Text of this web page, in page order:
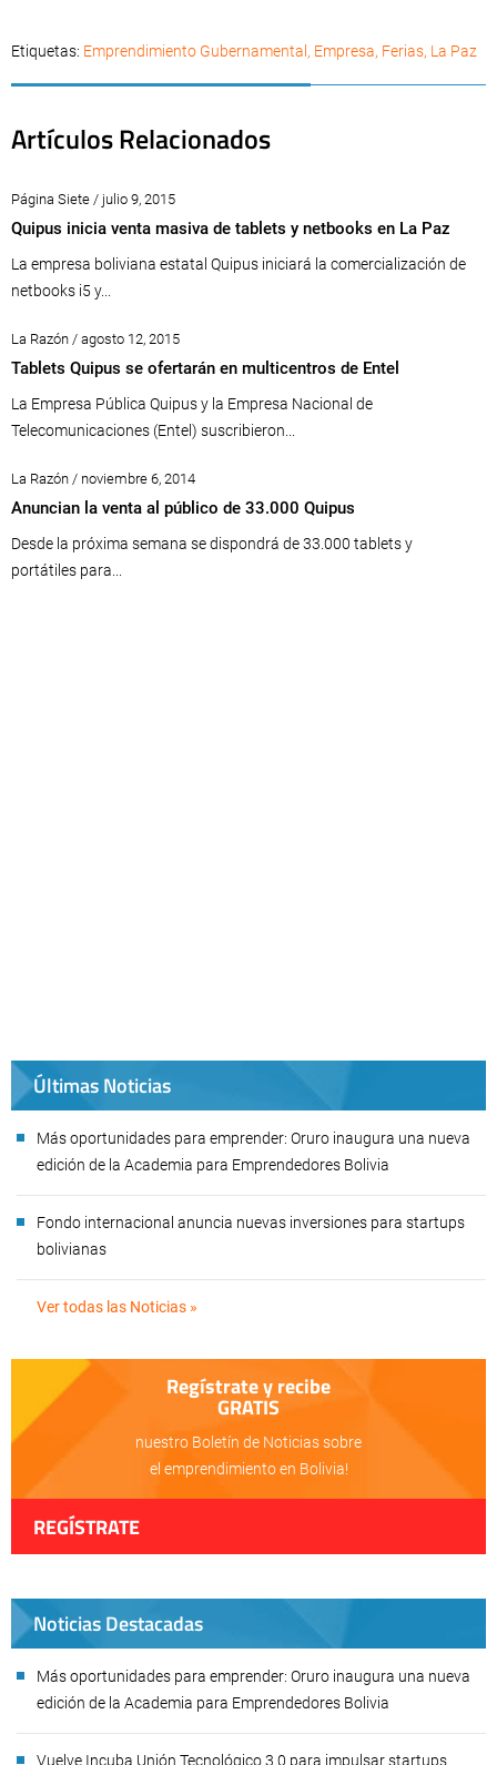
Etiquetas: Emprendimiento Gubernamental , Empresa, Ferias, La Paz
Artículos Relacionados
Página Siete / julio 9, 2015
Quipus inicia venta masiva de tablets y netbooks en La Paz
La empresa boliviana estatal Quipus iniciará la comercialización de
netbooks i5 y...
La Razón / agosto 12, 2015
Tablets Quipus se ofertarán en multicentros de Entel
La Empresa Pública Quipus y la Empresa Nacional de
Telecomunicaciones (Entel) suscribieron...
La Razón / noviembre 6, 2014
Anuncian la venta al público de 33.000 Quipus
Desde la próxima semana se dispondrá de 33.000 tablets y
portátiles para...
Últimas Noticias
Más oportunidades para emprender: Oruro inaugura una nueva
edición de la Academia para Emprendedores Bolivia
Fondo internacional anuncia nuevas inversiones para startups
bolivianas
Ver todas las Noticias »
Regístrate y recibe
GRATIS
nuestro Boletín de Noticias sobre
el emprendimiento en Bolivia!
REGÍSTRATE
Noticias Destacadas
Más oportunidades para emprender: Oruro inaugura una nueva
edición de la Academia para Emprendedores Bolivia
Vuelve Incuba Unión Tecnológico 3.0 para impulsar startups